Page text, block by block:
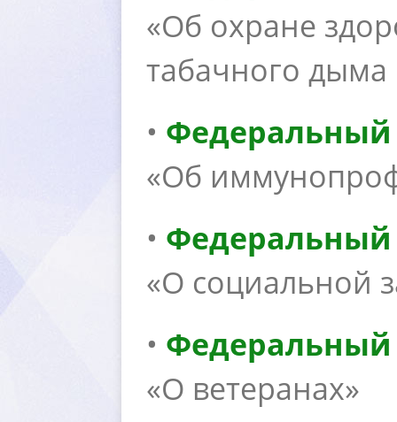
«Об охране
табачного дыма
• Федеральный
«Об
• Федеральный
«О социальной
• Федеральный
«О ветеранах»